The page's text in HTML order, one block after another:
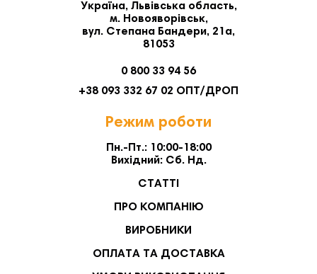
Україна, Львівська область,
м. Новояворівськ,
вул. Степана Бандери, 21а,
81053
0 800 33 94 56
+38 093 332 67 02 ОПТ/ДРОП
Режим роботи
Пн.-Пт.: 10:00-18:00
Вихідний: Сб. Нд.
СТАТТІ
ПРО КОМПАНІЮ
ВИРОБНИКИ
ОПЛАТА ТА ДОСТАВКА